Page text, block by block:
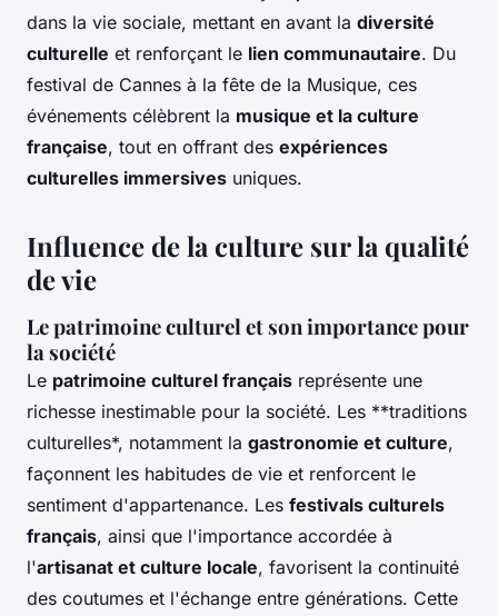
dans la vie sociale, mettant en avant la diversité
culturelle et renforçant le lien communautaire. Du
festival de Cannes à la fête de la Musique, ces
événements célèbrent la musique et la culture
française, tout en offrant des expériences
culturelles immersives uniques.
Influence de la culture sur la qualité
de vie
Le patrimoine culturel et son importance pour
la société
Le patrimoine culturel français représente une
richesse inestimable pour la société. Les **traditions
culturelles*, notamment la gastronomie et culture,
façonnent les habitudes de vie et renforcent le
sentiment d'appartenance. Les festivals culturels
français, ainsi que l'importance accordée à
l'artisanat et culture locale, favorisent la continuité
des coutumes et l'échange entre générations. Cette